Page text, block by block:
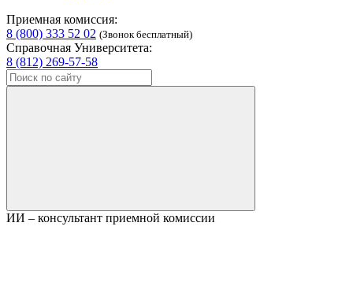
Приемная комиссия:
8 (800) 333 52 02 (Звонок бесплатный)
Справочная Университета:
8 (812) 269-57-58
ИИ – консультант приемной комиссии